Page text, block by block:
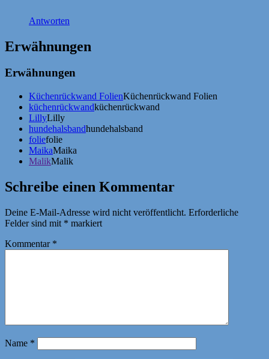
Antworten
Erwähnungen
Erwähnungen
Küchenrückwand FolienKüchenrückwand Folien
küchenrückwandküchenrückwand
LillyLilly
hundehalsbandhundehalsband
foliefolie
MaikaMaika
MalikMalik
Schreibe einen Kommentar
Deine E-Mail-Adresse wird nicht veröffentlicht. Erforderliche
Felder sind mit * markiert
Kommentar *
Name *